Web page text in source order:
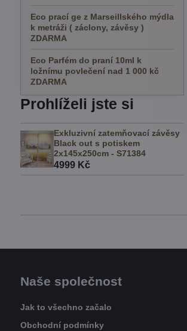
Eco prací ge z Marseillského mýdla
k metráži ( záclony, závěsy )
ZDARMA
Eco Parfém do praní 10ml k
ložnímu povlečení nad 1 000 kč
ZDARMA
Prohlíželi jste si
Exkluzivní zatemňovací závěsy
Black out s potiskem
2x145x250cm - S71384
4999 Kč
Naše společnost
Jak to všechno začalo
Obchodní podmínky